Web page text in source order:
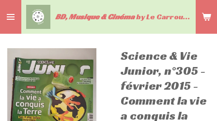
au
contenu
BD, Musique & Cinémaby Le Carrousel du livre
Science & Vie
Junior, n°305 -
février 2015 -
Comment la vie
a conquis la